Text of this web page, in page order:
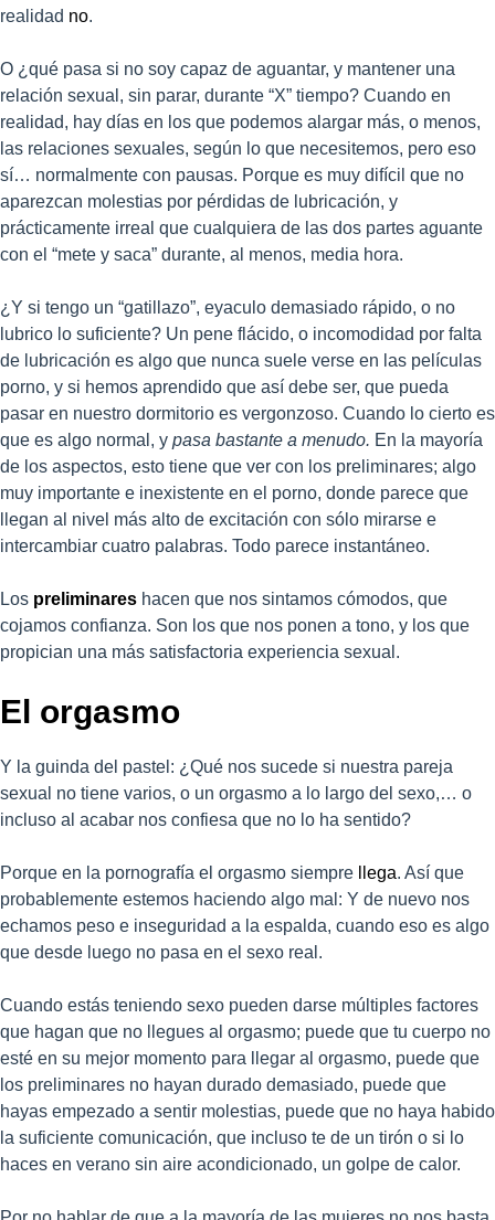
realidad no.
O ¿qué pasa si no soy capaz de aguantar, y mantener una
relación sexual, sin parar, durante “X” tiempo? Cuando en
realidad, hay días en los que podemos alargar más, o menos,
las relaciones sexuales, según lo que necesitemos, pero eso
sí… normalmente con pausas. Porque es muy difícil que no
aparezcan molestias por pérdidas de lubricación, y
prácticamente irreal que cualquiera de las dos partes aguante
con el “mete y saca” durante, al menos, media hora.
¿Y si tengo un “gatillazo”, eyaculo demasiado rápido, o no
lubrico lo suficiente? Un pene flácido, o incomodidad por falta
de lubricación es algo que nunca suele verse en las películas
porno, y si hemos aprendido que así debe ser, que pueda
pasar en nuestro dormitorio es vergonzoso. Cuando lo cierto es
que es algo normal, y pasa bastante a menudo. En la mayoría
de los aspectos, esto tiene que ver con los preliminares; algo
muy importante e inexistente en el porno, donde parece que
llegan al nivel más alto de excitación con sólo mirarse e
intercambiar cuatro palabras. Todo parece instantáneo.
Los preliminares hacen que nos sintamos cómodos, que
cojamos confianza. Son los que nos ponen a tono, y los que
propician una más satisfactoria experiencia sexual.
El orgasmo
Y la guinda del pastel: ¿Qué nos sucede si nuestra pareja
sexual no tiene varios, o un orgasmo a lo largo del sexo,… o
incluso al acabar nos confiesa que no lo ha sentido?
Porque en la pornografía el orgasmo siempre llega. Así que
probablemente estemos haciendo algo mal: Y de nuevo nos
echamos peso e inseguridad a la espalda, cuando eso es algo
que desde luego no pasa en el sexo real.
Cuando estás teniendo sexo pueden darse múltiples factores
que hagan que no llegues al orgasmo; puede que tu cuerpo no
esté en su mejor momento para llegar al orgasmo, puede que
los preliminares no hayan durado demasiado, puede que
hayas empezado a sentir molestias, puede que no haya habido
la suficiente comunicación, que incluso te de un tirón o si lo
haces en verano sin aire acondicionado, un golpe de calor.